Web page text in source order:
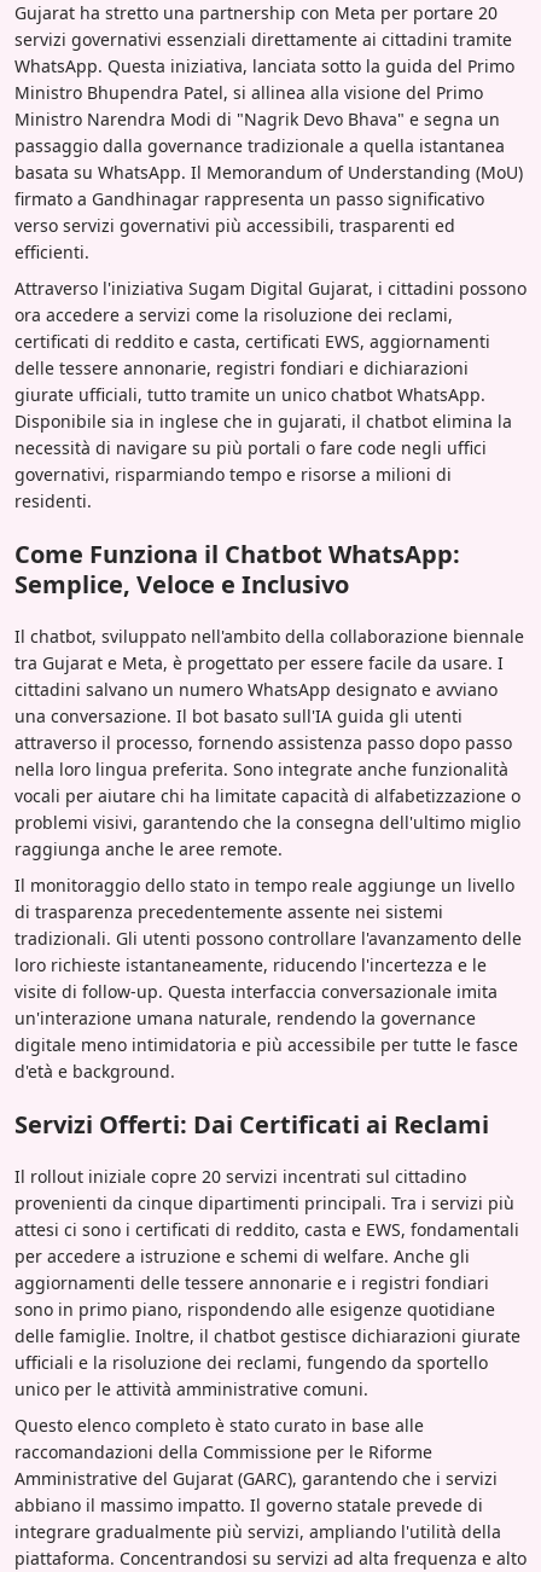
Gujarat ha stretto una partnership con Meta per portare 20
servizi governativi essenziali direttamente ai cittadini tramite
WhatsApp. Questa iniziativa, lanciata sotto la guida del Primo
Ministro Bhupendra Patel, si allinea alla visione del Primo
Ministro Narendra Modi di "Nagrik Devo Bhava" e segna un
passaggio dalla governance tradizionale a quella istantanea
basata su WhatsApp. Il Memorandum of Understanding (MoU)
firmato a Gandhinagar rappresenta un passo significativo
verso servizi governativi più accessibili, trasparenti ed
efficienti.
Attraverso l'iniziativa Sugam Digital Gujarat, i cittadini possono
ora accedere a servizi come la risoluzione dei reclami,
certificati di reddito e casta, certificati EWS, aggiornamenti
delle tessere annonarie, registri fondiari e dichiarazioni
giurate ufficiali, tutto tramite un unico chatbot WhatsApp.
Disponibile sia in inglese che in gujarati, il chatbot elimina la
necessità di navigare su più portali o fare code negli uffici
governativi, risparmiando tempo e risorse a milioni di
residenti.
Come Funziona il Chatbot WhatsApp:
Semplice, Veloce e Inclusivo
Il chatbot, sviluppato nell'ambito della collaborazione biennale
tra Gujarat e Meta, è progettato per essere facile da usare. I
cittadini salvano un numero WhatsApp designato e avviano
una conversazione. Il bot basato sull'IA guida gli utenti
attraverso il processo, fornendo assistenza passo dopo passo
nella loro lingua preferita. Sono integrate anche funzionalità
vocali per aiutare chi ha limitate capacità di alfabetizzazione o
problemi visivi, garantendo che la consegna dell'ultimo miglio
raggiunga anche le aree remote.
Il monitoraggio dello stato in tempo reale aggiunge un livello
di trasparenza precedentemente assente nei sistemi
tradizionali. Gli utenti possono controllare l'avanzamento delle
loro richieste istantaneamente, riducendo l'incertezza e le
visite di follow-up. Questa interfaccia conversazionale imita
un'interazione umana naturale, rendendo la governance
digitale meno intimidatoria e più accessibile per tutte le fasce
d'età e background.
Servizi Offerti: Dai Certificati ai Reclami
Il rollout iniziale copre 20 servizi incentrati sul cittadino
provenienti da cinque dipartimenti principali. Tra i servizi più
attesi ci sono i certificati di reddito, casta e EWS, fondamentali
per accedere a istruzione e schemi di welfare. Anche gli
aggiornamenti delle tessere annonarie e i registri fondiari
sono in primo piano, rispondendo alle esigenze quotidiane
delle famiglie. Inoltre, il chatbot gestisce dichiarazioni giurate
ufficiali e la risoluzione dei reclami, fungendo da sportello
unico per le attività amministrative comuni.
Questo elenco completo è stato curato in base alle
raccomandazioni della Commissione per le Riforme
Amministrative del Gujarat (GARC), garantendo che i servizi
abbiano il massimo impatto. Il governo statale prevede di
integrare gradualmente più servizi, ampliando l'utilità della
piattaforma. Concentrandosi su servizi ad alta frequenza e alto